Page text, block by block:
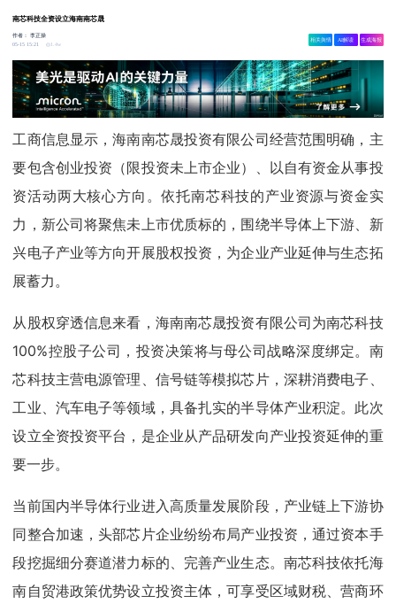
南芯科技全资设立海南南芯晟
作者：李正操
05-15 15:21
1.4w
相关舆情 AI解读 生成海报
工商信息显示，海南南芯晟投资有限公司经营范围明确，主
要包含创业投资（限投资未上市企业）、以自有资金从事投
资活动两大核心方向。依托南芯科技的产业资源与资金实
力，新公司将聚焦未上市优质标的，围绕半导体上下游、新
兴电子产业等方向开展股权投资，为企业产业延伸与生态拓
展蓄力。
从股权穿透信息来看，海南南芯晟投资有限公司为南芯科技
100%控股子公司，投资决策将与母公司战略深度绑定。南
芯科技主营电源管理、信号链等模拟芯片，深耕消费电子、
工业、汽车电子等领域，具备扎实的半导体产业积淀。此次
设立全资投资平台，是企业从产品研发向产业投资延伸的重
要一步。
当前国内半导体行业进入高质量发展阶段，产业链上下游协
同整合加速，头部芯片企业纷纷布局产业投资，通过资本手
段挖掘细分赛道潜力标的、完善产业生态。南芯科技依托海
南自贸港政策优势设立投资主体，可享受区域财税、营商环